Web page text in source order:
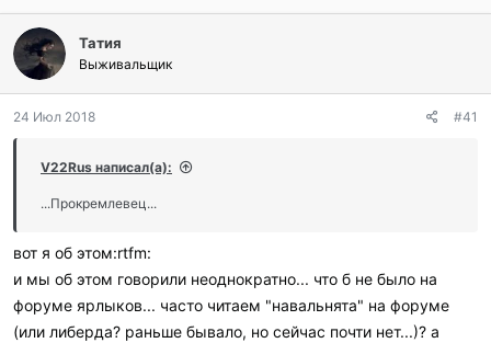
Татия
Выживальщик
24 Июл 2018 #41
V22Rus написал(а):
...Прокремлевец...
вот я об этом:rtfm:
и мы об этом говорили неоднократно... что б не было на
форуме ярлыков... часто читаем "навальнята" на форуме
(или либерда? раньше бывало, но сейчас почти нет...)? а